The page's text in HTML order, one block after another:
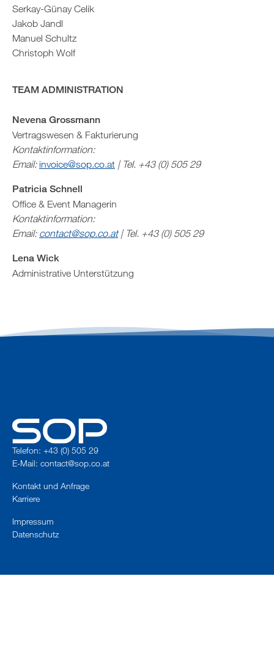
Serkay-Günay Celik
Jakob Jandl
Manuel Schultz
Christoph Wolf
TEAM ADMINISTRATION
Nevena Grossmann
Vertragswesen & Fakturierung
Kontaktinformation:
Email: invoice@sop.co.at | Tel. +43 (0) 505 29
Patricia Schnell
Office & Event Managerin
Kontaktinformation:
Email: contact@sop.co.at| Tel. +43 (0) 505 29
Lena Wick
Administrative Unterstützung
Telefon: +43 (0) 505 29
E-Mail: contact@sop.co.at
Kontakt und Anfrage
Karriere
Impressum
Datenschutz